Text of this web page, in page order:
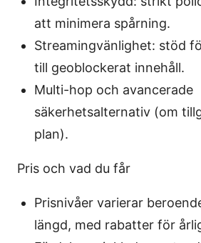
att minimera spårning.
Streamingvänlighet: stöd
till geoblockerat innehåll.
Multi-hop och avancerade
säkerhetsalternativ (om
plan).
Pris och vad du får
Prisnivåer varierar
längd, med rabatter för